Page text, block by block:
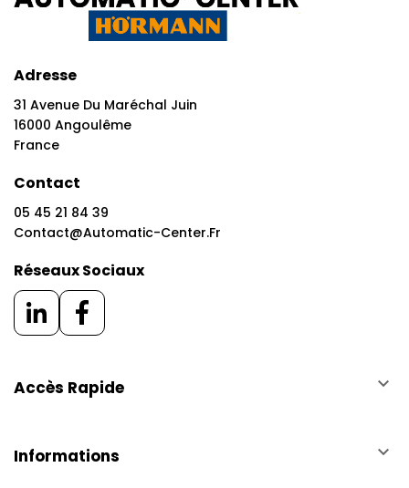
Adresse
31 Avenue Du Maréchal Juin
16000 Angoulême
France
Contact
05 45 21 84 39
Contact@automatic-Center.fr
Réseaux Sociaux
Accès Rapide keyboard_arrow_down
Informations keyboard_arrow_down